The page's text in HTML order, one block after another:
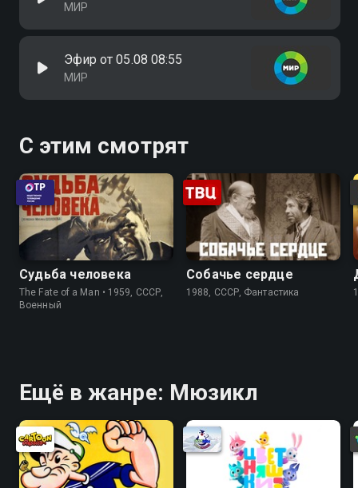
МИР
Эфир от 05.08 08:55
МИР
С этим смотрят
Судьба человека
The Fate of a Man • 1959, СССР,
Военный
Собачье сердце
1988, СССР, Фантастика
Ещё в жанре: Мюзикл